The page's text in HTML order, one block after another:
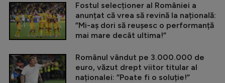
Fostul selecționer al României a
anunțat că vrea să revină la națională:
”Mi-aș dori să reușesc o performanță
mai mare decât ultima!”
Românul vândut pe 3.000.000 de
euro, văzut drept viitor titular al
naționalei: ”Poate fi o soluție!”